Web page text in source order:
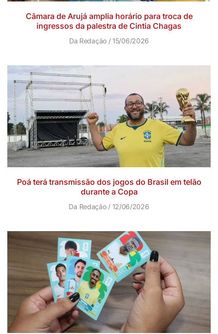
Câmara de Arujá amplia horário para troca de
ingressos da palestra de Cintia Chagas
Da Redação 15/06/2026
Poá terá transmissão dos jogos do Brasil em telão
durante a Copa
Da Redação 12/06/2026